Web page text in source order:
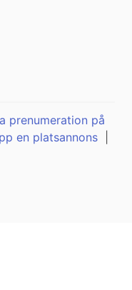
prenumeration på
en platsannons